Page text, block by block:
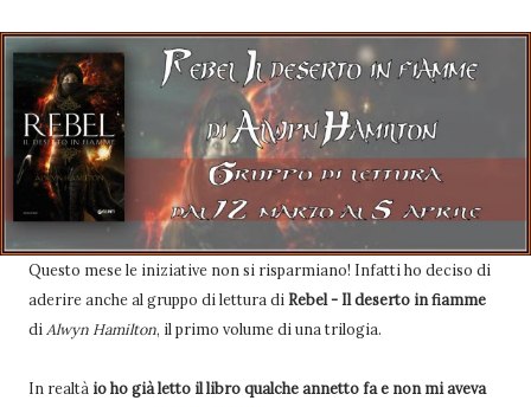
Questo mese le iniziative non si risparmiano! Infatti ho deciso di
aderire anche al gruppo di lettura di Rebel - Il deserto in fiamme
di Alwyn Hamilton, il primo volume di una trilogia.
In realtà io ho già letto il libro qualche annetto fa e non mi aveva